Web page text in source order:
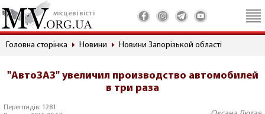
місцеві вісті
Головна сторінка Новини Новини Запорізькой області
"АвтоЗАЗ" увеличил производство автомобилей
в три раза
Переглядів: 1281